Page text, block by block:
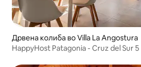
Дрвена колиба во Villa La Angostura
HappyHost Patagonia - Cruz del Sur 5